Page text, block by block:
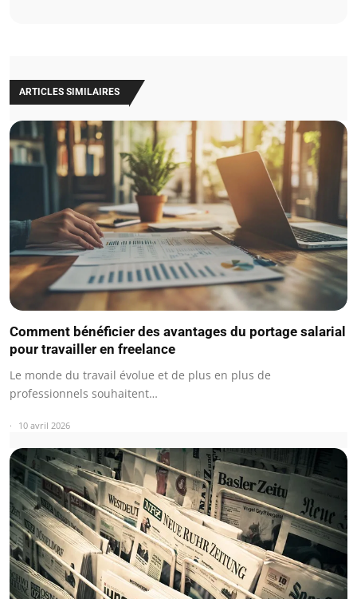
ARTICLES SIMILAIRES
Comment bénéficier des avantages du portage salarial
pour travailler en freelance
Le monde du travail évolue et de plus en plus de
professionnels souhaitent…
10 avril 2026